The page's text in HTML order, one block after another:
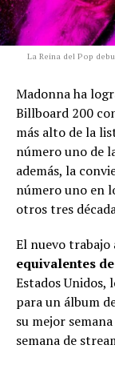
La Reina del Pop
Madonna ha
Billboard 200
más alto de la
número uno de
además, la
número uno en
otros tres
El nuevo
equivalentes
Estados Unidos,
para un álbum
su mejor
semana de